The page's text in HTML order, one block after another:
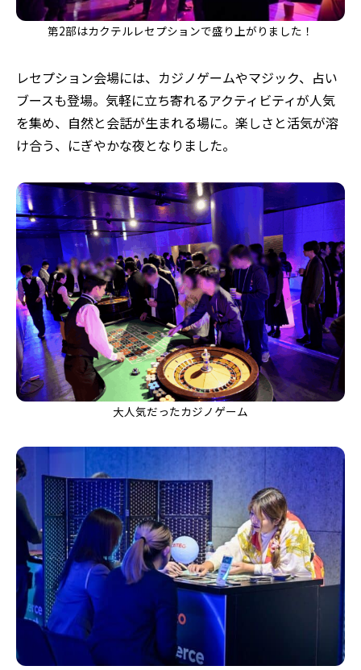
第2部はカクテルレセプションで盛り上がりました！
レセプション会場には、カジノゲームやマジック、占い
ブースも登場。気軽に立ち寄れるアクティビティが人気
を集め、自然と会話が生まれる場に。楽しさと活気が溶
け合う、にぎやかな夜となりました。
大人気だったカジノゲーム